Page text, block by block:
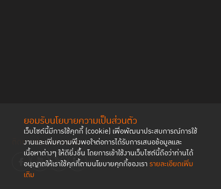
ยอมรับนโยบายความเป็นส่วนตัว
เว็บไซต์นี้มีการใช้คุกกี้ (cookie) เพื่อพัฒนาประสบการณ์การใช้
งานและเพิ่มความพึงพอใจต่อการได้รับการเสนอข้อมูลและ
เนื้อหาต่างๆ ให้ดียิ่งขึ้น โดยการเข้าใช้งานเว็บไซต์นี้ถือว่าท่านได้
อนุญาตให้เราใช้คุกกี้ตามนโยบายคุกกี้ของเรา รายละเอียดเพิ่ม
เติม
ติดตามช่องทาง social